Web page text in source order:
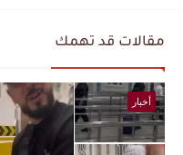
مقالات قد تهمك
أخبار